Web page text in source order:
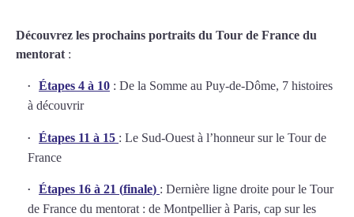
Découvrez les prochains portraits du Tour de France du
mentorat :
Étapes 4 à 10 : De la Somme au Puy-de-Dôme, 7 histoires
à découvrir
Étapes 11 à 15 : Le Sud-Ouest à l’honneur sur le Tour de
France
Étapes 16 à 21 (finale) : Dernière ligne droite pour le Tour
de France du mentorat : de Montpellier à Paris, cap sur les